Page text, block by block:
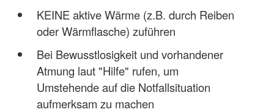
KEINE aktive Wärme (z.B. durch Reiben
oder Wärmflasche) zuführen
Bei Bewusstlosigkeit und vorhandener
Atmung laut "Hilfe" rufen, um
Umstehende auf die Notfallsituation
aufmerksam zu machen